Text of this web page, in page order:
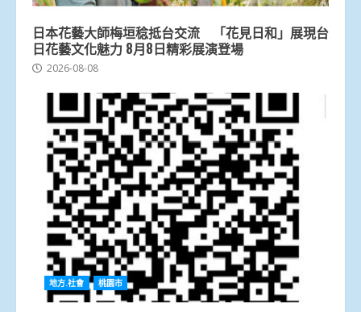
日本花藝大師梅垣稔抵台交流 「花見日和」展現台
日花藝文化魅力 8月8日精彩展演登場
2026-08-08
地方.社會 桃園市